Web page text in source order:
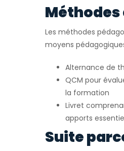
Les méthodes
moyens
Alternance de
QCM pour
la formation
Livret
apports
Suite